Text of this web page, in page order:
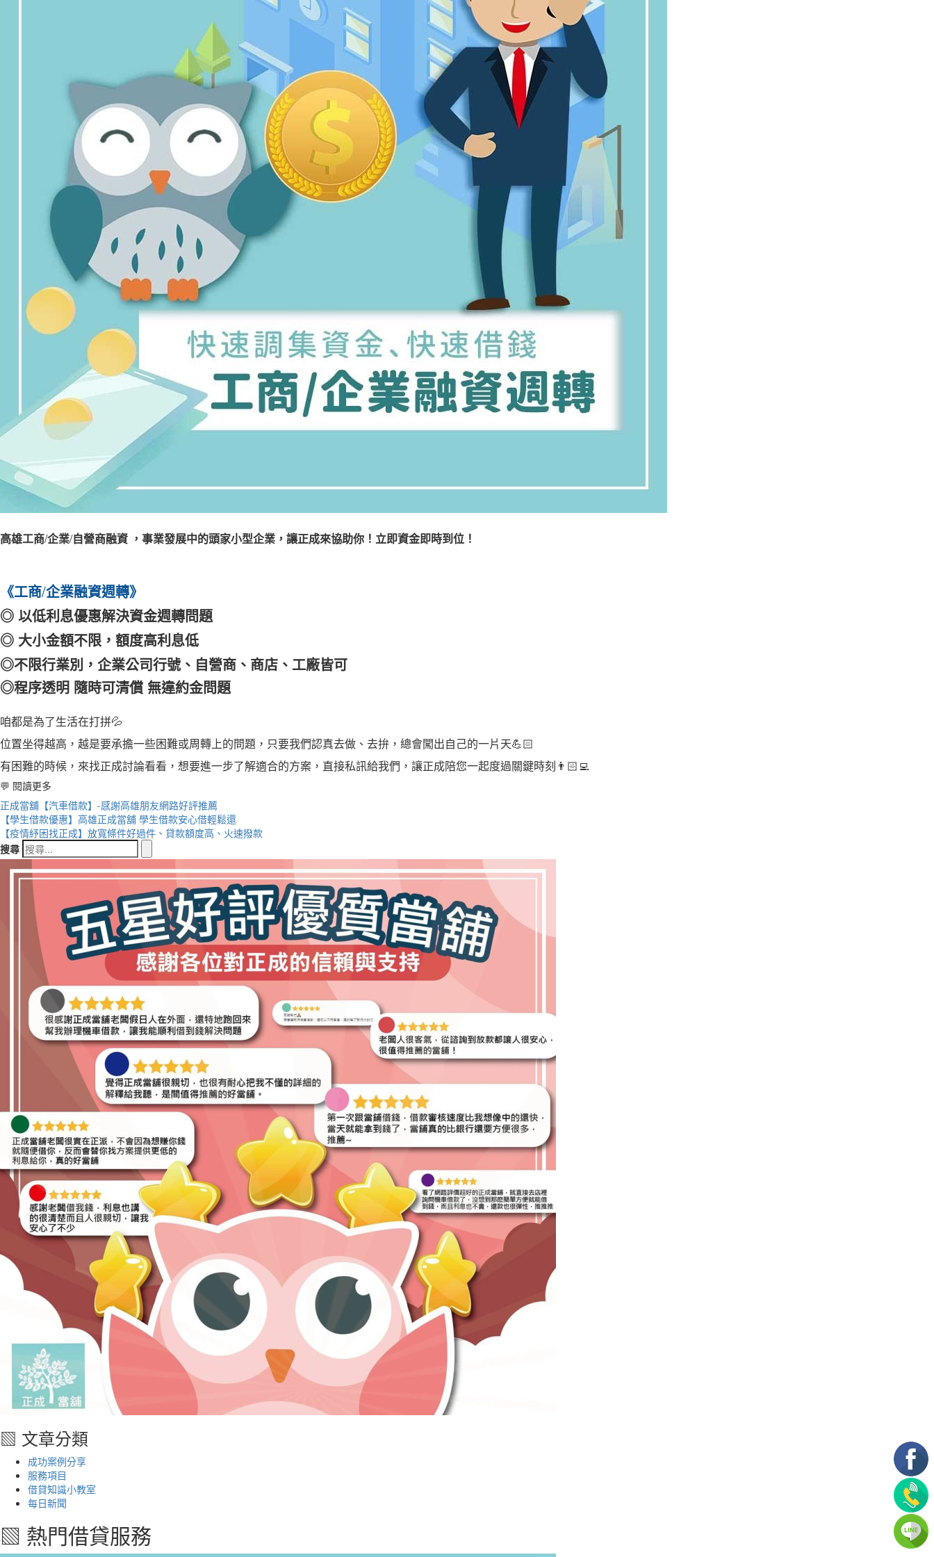
高雄工商/企業/自營商融資 ，事業發展中的頭家小型企業，讓正成來協助你！立即資金即時到位！
《工商/企業融資週轉》
◎ 以低利息優惠解決資金週轉問題
◎ 大小金額不限，額度高利息低
◎不限行業別，企業公司行號、自營商、商店、工廠皆可
◎程序透明 隨時可清償 無違約金問題
咱都是為了生活在打拼💦
位置坐得越高，越是要承擔一些困難或周轉上的問題，只要我們認真去做、去拚，總會闖出自己的一片天💪🏻
有困難的時候，來找正成討論看看，想要進一步了解適合的方案，直接私訊給我們，讓正成陪您一起度過關鍵時刻 👨🏻‍💻
💬 閱讀更多
正成當舖【汽車借款】-感謝高雄朋友網路好評推薦
【學生借款優惠】高雄正成當舖 學生借款安心借輕鬆還
【疫情紓困找正成】放寬條件好過件、貸款額度高、火速撥款
搜尋
▧ 文章分類
成功案例分享
服務項目
借貸知識小教室
每日新聞
▧ 熱門借貸服務